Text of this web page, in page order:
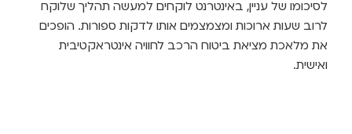
לסיכומו של עניין, באינטרנט לוקחים למעשה תהליך שלוקח
לרוב שעות ארוכות ומצמצמים אותו לדקות ספורות. הופכים
את מלאכת מציאת ביטוח הרכב לחוויה אינטראקטיבית
ואישית.